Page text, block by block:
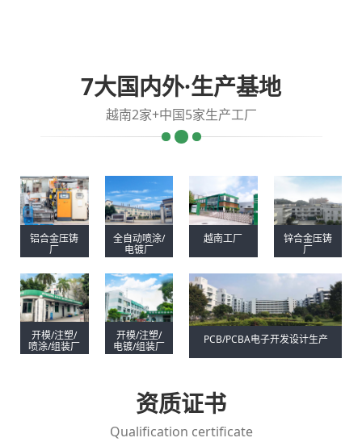
7大国内外·生产基地
越南2家+中国5家生产工厂
铝合金压铸
厂
全自动喷涂/
电镀厂
越南工厂
锌合金压铸
厂
开模/注塑/
喷涂/组装厂
开模/注塑/
电镀/组装厂
PCB/PCBA电子开发设计生产
资质证书
Qualification certificate